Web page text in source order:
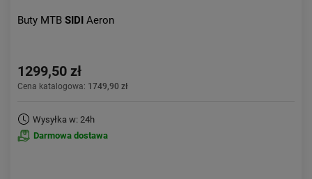
Buty MTB SIDI Aeron
1299,50 zł
Cena katalogowa: 1749,90 zł
Wysyłka w: 24h
Darmowa dostawa